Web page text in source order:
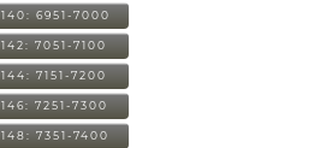
140: 6951-7000
142: 7051-7100
144: 7151-7200
146: 7251-7300
148: 7351-7400